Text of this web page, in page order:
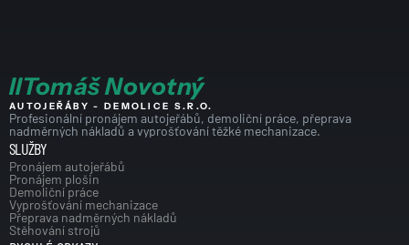
IITomáš Novotný
AUTOJEŘÁBY - DEMOLICE S.R.O.
Profesionální pronájem autojeřábů, demoliční práce, přeprava
nadměrných nákladů a vyprošťování těžké mechanizace.
SLUŽBY
Pronájem autojeřábů
Pronájem plošin
Demoliční práce
Vyprošťování mechanizace
Přeprava nadměrných nákladů
Stěhování strojů